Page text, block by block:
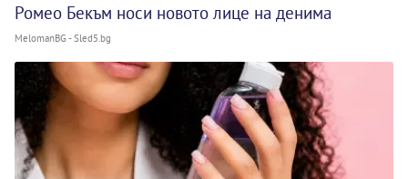
Ромео Бекъм носи новото лице на денима
MelomanBG - Sled5.bg